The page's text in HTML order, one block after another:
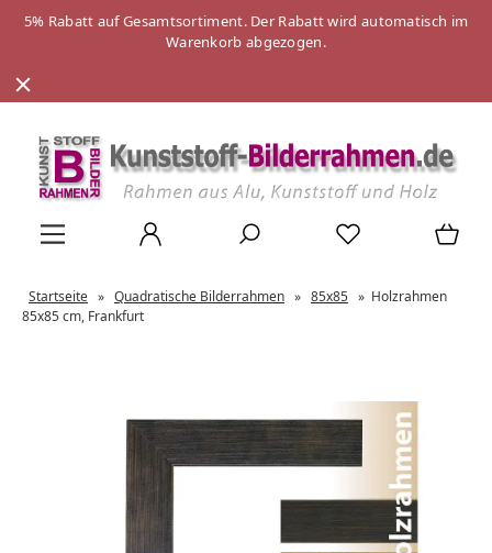
5% Rabatt auf Gesamtsortiment. Der Rabatt wird automatisch im
Warenkorb abgezogen.
Startseite » Quadratische Bilderrahmen » 85x85 » Holzrahmen
85x85 cm, Frankfurt